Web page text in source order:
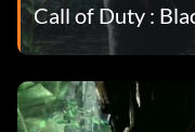
Call of Duty :